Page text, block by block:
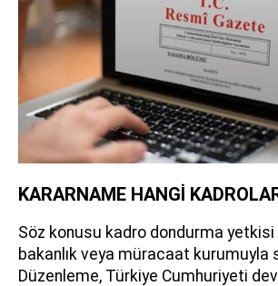
KARARNAME HANGİ
Söz konusu kadro dondurma
bakanlık veya müracaat kurumuyla
Düzenleme, Türkiye Cumhuriyeti